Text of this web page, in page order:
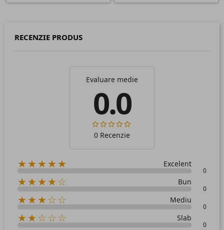
RECENZIE PRODUS
Evaluare medie
0.0
0 Recenzie
★★★★★ Excelent
0
★★★★☆ Bun
0
★★★☆☆ Mediu
0
★★☆☆☆ Slab
0